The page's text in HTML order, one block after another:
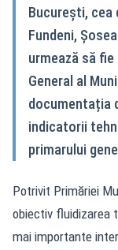
București, cea
Fundeni,
urmează să
General al
documentația
indicatorii
primarului
Potrivit Primăriei
obiectiv fluidizarea
mai importante